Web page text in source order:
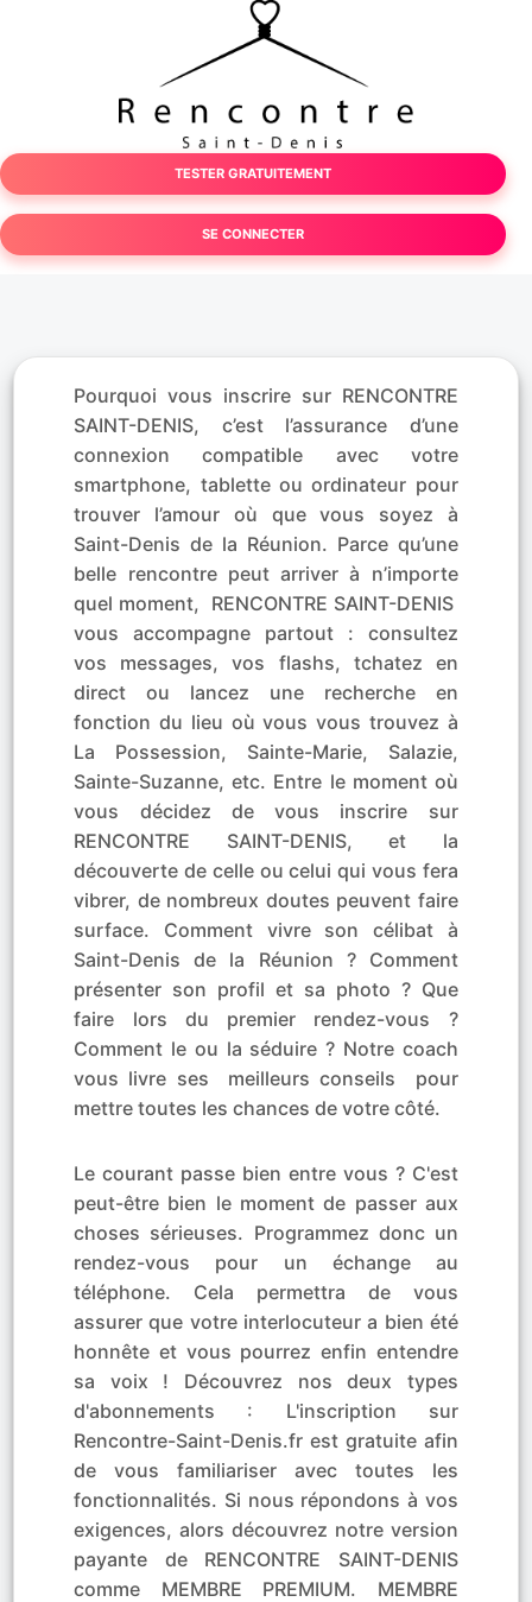
TESTER GRATUITEMENT
SE CONNECTER
Pourquoi vous inscrire sur RENCONTRE
SAINT-DENIS, c’est l’assurance d’une
connexion compatible avec votre
smartphone, tablette ou ordinateur pour
trouver l’amour où que vous soyez à
Saint-Denis de la Réunion. Parce qu’une
belle rencontre peut arriver à n’importe
quel moment, RENCONTRE SAINT-DENIS
vous accompagne partout : consultez
vos messages, vos flashs, tchatez en
direct ou lancez une recherche en
fonction du lieu où vous vous trouvez à
La Possession, Sainte-Marie, Salazie,
Sainte-Suzanne, etc. Entre le moment où
vous décidez de vous inscrire sur
RENCONTRE SAINT-DENIS, et la
découverte de celle ou celui qui vous fera
vibrer, de nombreux doutes peuvent faire
surface. Comment vivre son célibat à
Saint-Denis de la Réunion ? Comment
présenter son profil et sa photo ? Que
faire lors du premier rendez-vous ?
Comment le ou la séduire ? Notre coach
vous livre ses meilleurs conseils pour
mettre toutes les chances de votre côté.
Le courant passe bien entre vous ? C'est
peut-être bien le moment de passer aux
choses sérieuses. Programmez donc un
rendez-vous pour un échange au
téléphone. Cela permettra de vous
assurer que votre interlocuteur a bien été
honnête et vous pourrez enfin entendre
sa voix ! Découvrez nos deux types
d'abonnements : L'inscription sur
Rencontre-Saint-Denis.fr est gratuite afin
de vous familiariser avec toutes les
fonctionnalités. Si nous répondons à vos
exigences, alors découvrez notre version
payante de RENCONTRE SAINT-DENIS
comme MEMBRE PREMIUM. MEMBRE